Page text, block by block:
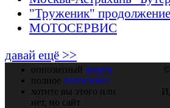
"Труженик" продолжение
МОТОСЕРВИС
давай ещё >>
оппозитный форум
полное оглавление
хотите вы этого или
нет, но сайт